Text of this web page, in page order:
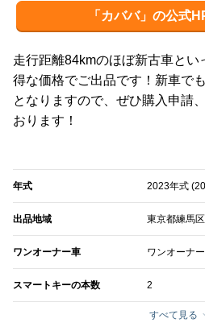
「カババ」の公式
走行距離84kmのほぼ新古車とい
得な価格でご出品です！新車で
となりますので、ぜひ購入申請
おります！
年式 2023年式
出品地域 東京都練馬区
ワンオーナー車 ワンオーナー
スマートキーの本数 2
すべて見る